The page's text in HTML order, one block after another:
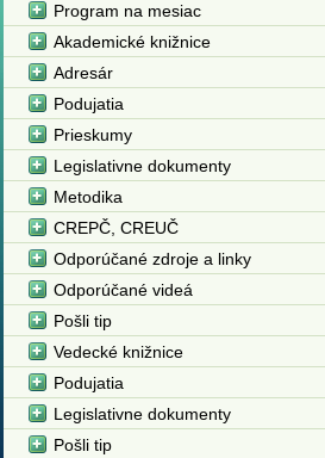
Program na mesiac
Akademické knižnice
Adresár
Podujatia
Prieskumy
Legislativne dokumenty
Metodika
CREPČ, CREUČ
Odporúčané zdroje a linky
Odporúčané videá
Pošli tip
Vedecké knižnice
Podujatia
Legislativne dokumenty
Pošli tip